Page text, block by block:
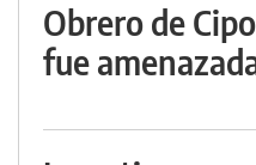
Obrero de
fue